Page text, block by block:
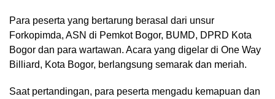
Para peserta yang bertarung berasal dari unsur
Forkopimda, ASN di Pemkot Bogor, BUMD, DPRD Kota
Bogor dan para wartawan. Acara yang digelar di One Way
Billiard, Kota Bogor, berlangsung semarak dan meriah.
Saat pertandingan, para peserta mengadu kemapuan dan